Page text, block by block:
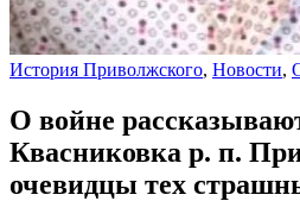
История Приволжского, Новости,
О войне
Квасниковка р. п.
очевидцы тех